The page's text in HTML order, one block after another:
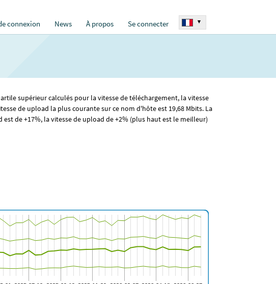
connexion News À propos Se connecter ▾
supérieur calculés pour la vitesse de téléchargement, la vitesse
de upload la plus courante sur ce nom d'hôte est 19,68 Mbits. La
de +17%, la vitesse de upload de +2% (plus haut est le meilleur)